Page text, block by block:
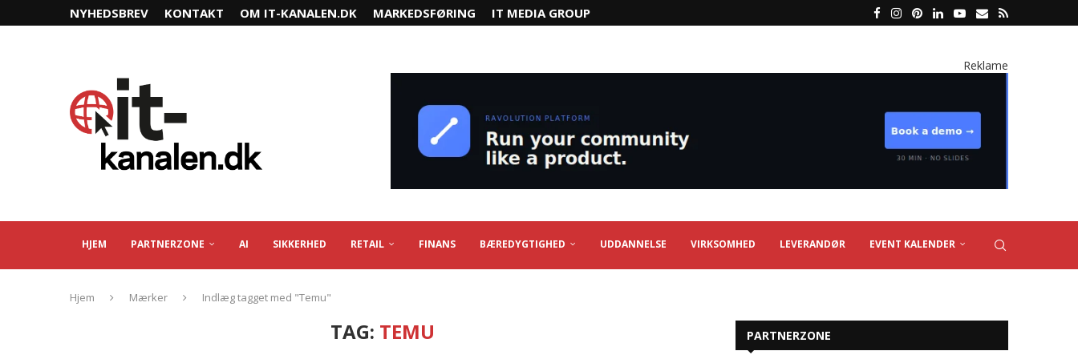
NYHEDSBREV KONTAKT OM IT-KANALEN.DK MARKEDSFØRING IT MEDIA GROUP
Reklame
HJEM PARTNERZONE AI SIKKERHED RETAIL FINANS BÆREDYGTIGHED UDDANNELSE VIRKSOMHED LEVERANDØR EVENT KALENDER
Hjem Mærker Indlæg tagget med "Temu"
TAG: TEMU PARTNERZONE